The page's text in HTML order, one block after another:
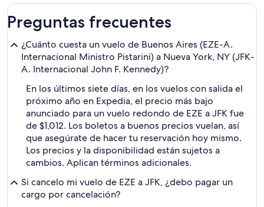
Preguntas frecuentes
¿Cuánto cuesta un vuelo de Buenos Aires (EZE-A.
Internacional Ministro Pistarini) a Nueva York, NY (JFK-
A. Internacional John F. Kennedy)?
En los últimos siete días, en los vuelos con salida el
próximo año en Expedia, el precio más bajo
anunciado para un vuelo redondo de EZE a JFK fue
de $1,012. Los boletos a buenos precios vuelan, así
que asegúrate de hacer tu reservación hoy mismo.
Los precios y la disponibilidad están sujetos a
cambios. Aplican términos adicionales.
Si cancelo mi vuelo de EZE a JFK, ¿debo pagar un
cargo por cancelación?